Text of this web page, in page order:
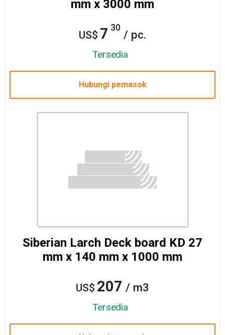
mm x 3000 mm
US$ 7 30
/ pc.
Tersedia
Hubungi pemasok
Siberian Larch Deck board KD 27
mm x 140 mm x 1000 mm
US$ 207 / m3
Tersedia